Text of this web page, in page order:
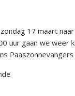
17 maart
uur gaan we weer